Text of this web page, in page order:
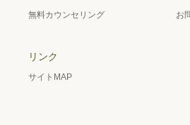
無料カウンセリング お
リンク
サイトMAP